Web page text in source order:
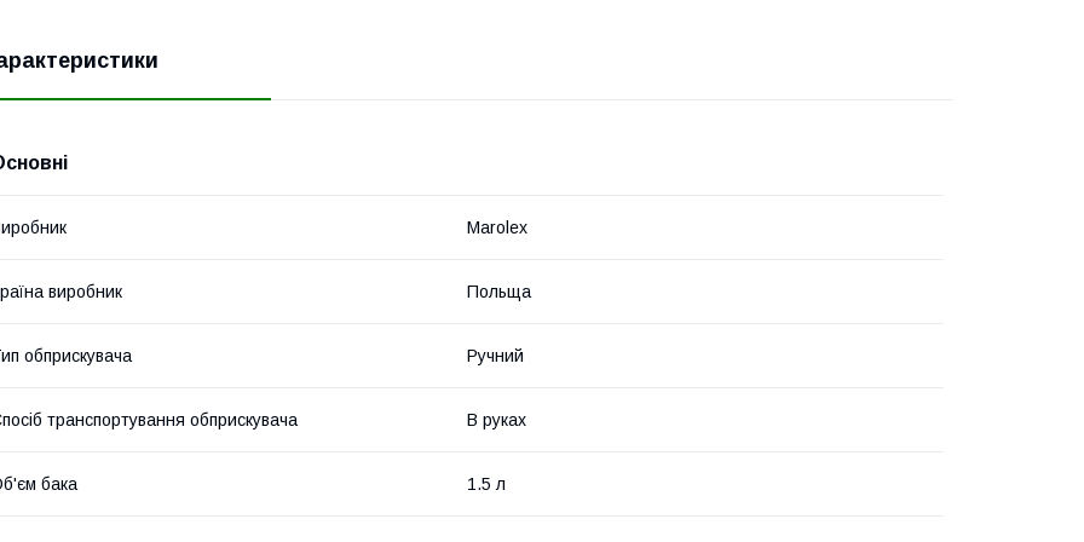
Marolex
виробник Польща
обприскувача Ручний
транспортування обприскувача В руках
бака 1.5 л